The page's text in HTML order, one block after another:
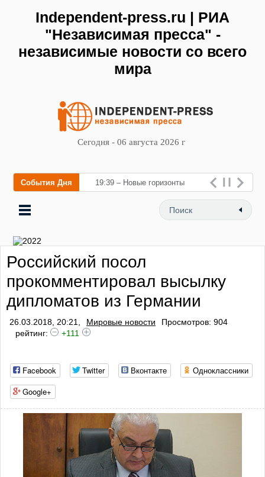
Independent-press.ru | РИА
"Независимая пресса" -
независимые новости со всего
мира
Сегодня - 06 августа 2026 г
События Дня 19:39 – Новые горизонты
флебологии: в Москве
открылся «Городской центр
Российский посол
прокомментировал высылку
дипломатов из Германии
26.03.2018, 20:21, Мировые новости
Просмотров: 904
рейтинг:
+111
Facebook Twitter Вконтакте
Одноклассники
Google+